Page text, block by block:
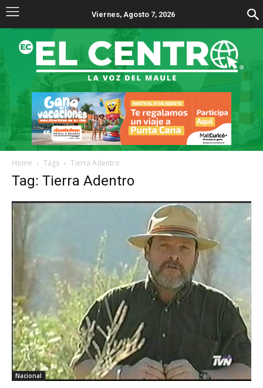
Viernes, Agosto 7, 2026
Home Tags Tierra Adentro
Tag: Tierra Adentro
Nacional